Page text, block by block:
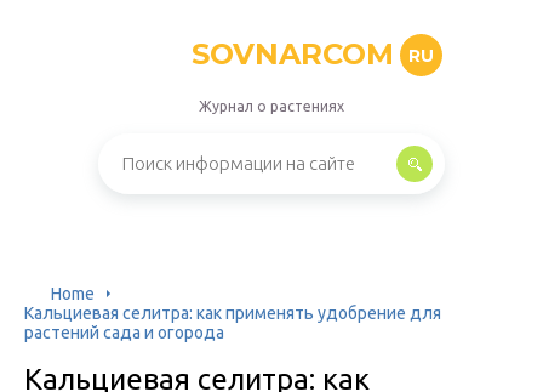
SOVNARCOM RU
Журнал о растениях
Home
Кальциевая селитра: как применять удобрение для
растений сада и огорода
Кальциевая селитра: как